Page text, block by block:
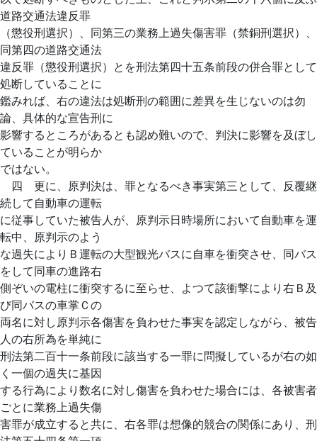
道路交通法違反罪
（懲役刑選択）、同第三の業務上過失傷害罪（禁銅刑選択）、
同第四の道路交通法
違反罪（懲役刑選択）とを刑法第四十五条前段の併合罪として
処断していることに
鑑みれば、右の違法は処断刑の範囲に差異を生じないのは勿
論、具体的な宣告刑に
影響するところがあるとも認め難いので、判決に影響を及ぼし
ていることが明らか
ではない。
四 更に、原判決は、罪となるべき事実第三として、反覆継
続して自動車の運転
に従事していた被告人が、原判示日時場所において自動車を運
転中、原判示のよう
な過失によりＢ運転の大型観光バスに自車を衝突させ、同バス
をして同車の進路右
側ぞいの電柱に衝突するに至らせ、よつて該衝撃により右Ｂ及
び同バスの車掌Ｃの
両名に対し原判示各傷害を負わせた事実を認定しながら、被告
人の右所為を単純に
刑法第二百十一条前段に該当する一罪に問擬しているが右の如
く一個の過失に基因
する行為により数名に対し傷害を負わせた場合には、各被害者
ごとに業務上過失傷
害罪が成立すると共に、右各罪は想像的競合の関係にあり、刑